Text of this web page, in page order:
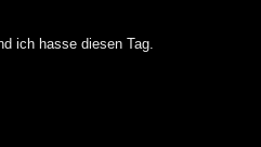
ich hasse diesen Tag.